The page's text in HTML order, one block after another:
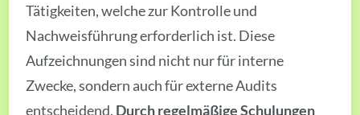
Tätigkeiten, welche zur Kontrolle und
Nachweisführung erforderlich ist. Diese
Aufzeichnungen sind nicht nur für interne
Zwecke, sondern auch für externe Audits
entscheidend. Durch regelmäßige Schulungen